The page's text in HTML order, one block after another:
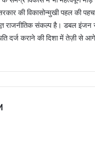
की विकासोन्मुखी पहल की
राजनीतिक संकल्प है। डबल इंजन
दर्ज कराने की दिशा में तेज़ी से